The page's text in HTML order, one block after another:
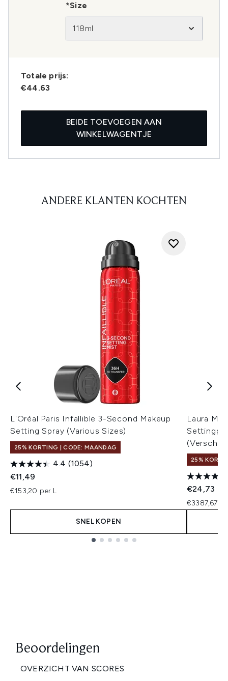
*Size
118ml
Totale prijs:
€44.63
BEIDE TOEVOEGEN AAN
WINKELWAGENTJE
ANDERE KLANTEN KOCHTEN
L'Oréal Paris Infallible 3-Second Makeup
Setting Spray (Various Sizes)
25% KORTING | CODE: MAANDAG
4.4 (1054)
€11,49
€153,20 per L
SNEL KOPEN
Laura
25%
€24,73
€3387,67